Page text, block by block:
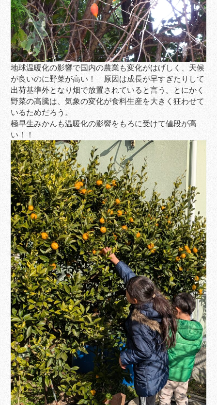
地球温暖化の影響で国内の農業も変化がはげしく、天候
が良いのに野菜が高い！ 原因は成長が早すぎたりして
出荷基準外となり畑で放置されていると言う。とにかく
野菜の高騰は、気象の変化が食料生産を大きく狂わせて
いるためだろう。
極早生みかんも温暖化の影響をもろに受けて値段が高
い！！